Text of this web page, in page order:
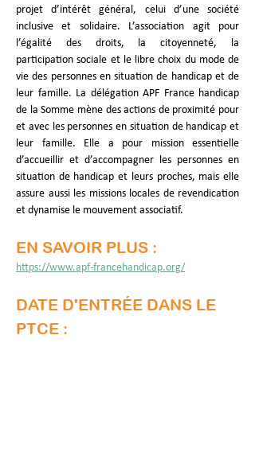
projet d’intérêt général, celui d’une société
inclusive et solidaire. L’association agit pour
l’égalité des droits, la citoyenneté, la
participation sociale et le libre choix du mode de
vie des personnes en situation de handicap et de
leur famille. La délégation APF France handicap
de la Somme mène des actions de proximité pour
et avec les personnes en situation de handicap et
leur famille. Elle a pour mission essentielle
d’accueillir et d’accompagner les personnes en
situation de handicap et leurs proches, mais elle
assure aussi les missions locales de revendication
et dynamise le mouvement associatif.
EN SAVOIR PLUS :
https://www.apf-francehandicap.org/
DATE D'ENTRÉE DANS LE
PTCE :